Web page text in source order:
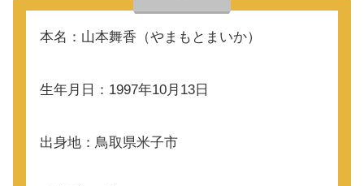
本名：山本舞香（やまもとまいか）
生年月日：1997年10月13日
出身地：鳥取県米子市